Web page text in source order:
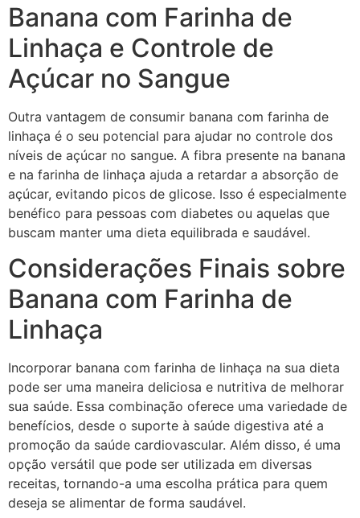
Banana com Farinha de
Linhaça e Controle de
Açúcar no Sangue
Outra vantagem de consumir banana com farinha de
linhaça é o seu potencial para ajudar no controle dos
níveis de açúcar no sangue. A fibra presente na banana
e na farinha de linhaça ajuda a retardar a absorção de
açúcar, evitando picos de glicose. Isso é especialmente
benéfico para pessoas com diabetes ou aquelas que
buscam manter uma dieta equilibrada e saudável.
Considerações Finais sobre
Banana com Farinha de
Linhaça
Incorporar banana com farinha de linhaça na sua dieta
pode ser uma maneira deliciosa e nutritiva de melhorar
sua saúde. Essa combinação oferece uma variedade de
benefícios, desde o suporte à saúde digestiva até a
promoção da saúde cardiovascular. Além disso, é uma
opção versátil que pode ser utilizada em diversas
receitas, tornando-a uma escolha prática para quem
deseja se alimentar de forma saudável.